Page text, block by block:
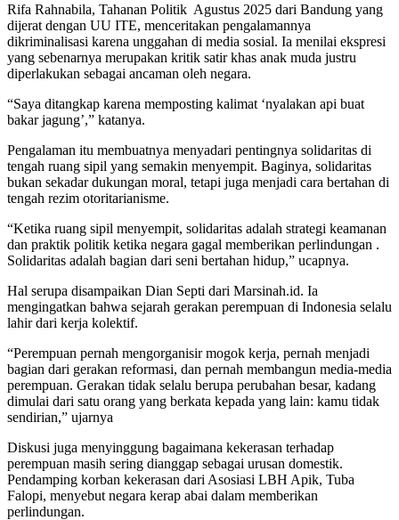
Rifa Rahnabila, Tahanan Politik Agustus 2025 dari Bandung yang
dijerat dengan UU ITE, menceritakan pengalamannya
dikriminalisasi karena unggahan di media sosial. Ia menilai ekspresi
yang sebenarnya merupakan kritik satir khas anak muda justru
diperlakukan sebagai ancaman oleh negara.
“Saya ditangkap karena memposting kalimat ‘nyalakan api buat
bakar jagung’,” katanya.
Pengalaman itu membuatnya menyadari pentingnya solidaritas di
tengah ruang sipil yang semakin menyempit. Baginya, solidaritas
bukan sekadar dukungan moral, tetapi juga menjadi cara bertahan di
tengah rezim otoritarianisme.
“Ketika ruang sipil menyempit, solidaritas adalah strategi keamanan
dan praktik politik ketika negara gagal memberikan perlindungan .
Solidaritas adalah bagian dari seni bertahan hidup,” ucapnya.
Hal serupa disampaikan Dian Septi dari Marsinah.id. Ia
mengingatkan bahwa sejarah gerakan perempuan di Indonesia selalu
lahir dari kerja kolektif.
“Perempuan pernah mengorganisir mogok kerja, pernah menjadi
bagian dari gerakan reformasi, dan pernah membangun media-media
perempuan. Gerakan tidak selalu berupa perubahan besar, kadang
dimulai dari satu orang yang berkata kepada yang lain: kamu tidak
sendirian,” ujarnya
Diskusi juga menyinggung bagaimana kekerasan terhadap
perempuan masih sering dianggap sebagai urusan domestik.
Pendamping korban kekerasan dari Asosiasi LBH Apik, Tuba
Falopi, menyebut negara kerap abai dalam memberikan
perlindungan.